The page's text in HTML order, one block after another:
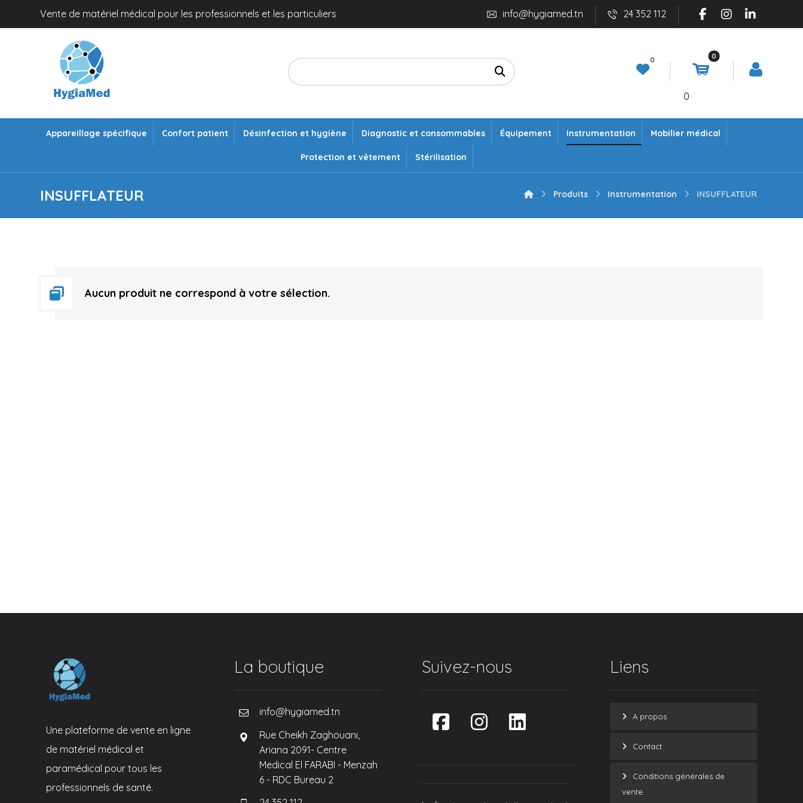
Vente de matériel médical pour les professionnels et les particuliers 24 352 112
info@hygiamed.tn
0
Appareillage spécifique Confort patient Désinfection et hygiène Diagnostic et consommables Équipement Instrumentation Mobilier médical
Protection et vêtement Stérilisation
INSUFFLATEUR Produits Instrumentation INSUFFLATEUR
Aucun produit ne correspond à votre sélection.
Une plateforme de vente en ligne
de matériel médical et
paramédical pour tous les
professionnels de santé.
La boutique
info@hygiamed.tn
Rue Cheikh Zaghouani,
Ariana 2091- Centre
Medical El FARABI - Menzah
6 - RDC Bureau 2
Suivez-nous Liens
A propos
Contact
Conditions générales de
vente